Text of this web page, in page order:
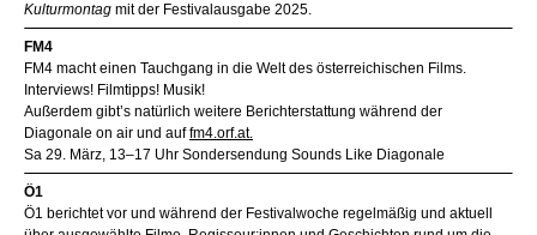
Kulturmontag mit der Festivalausgabe 2025.
FM4
FM4 macht einen Tauchgang in die Welt des österreichischen Films.
Interviews! Filmtipps! Musik!
Außerdem gibt’s natürlich weitere Berichterstattung während der
Diagonale on air und auffm4.orf.at.
Sa 29. März, 13–17 Uhr Sondersendung Sounds Like Diagonale
Ö1
Ö1 berichtet vor und während der Festivalwoche regelmäßig und aktuell